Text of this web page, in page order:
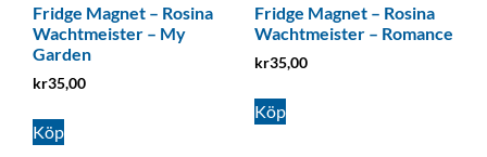
Fridge Magnet – Rosina
Wachtmeister – My
Garden
kr35,00
Köp
Fridge Magnet – Rosina
Wachtmeister – Romance
kr35,00
Köp